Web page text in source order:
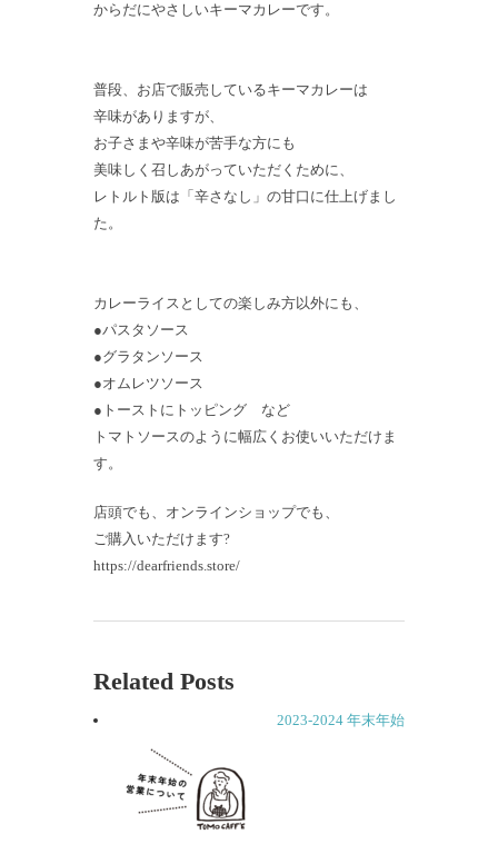
からだにやさしいキーマカレーです。
普段、お店で販売しているキーマカレーは
辛味がありますが、
お子さまや辛味が苦手な方にも
美味しく召しあがっていただくために、
レトルト版は「辛さなし」の甘口に仕上げまし
た。
カレーライスとしての楽しみ方以外にも、
●パスタソース
●グラタンソース
●オムレツソース
●トーストにトッピング など
トマトソースのように幅広くお使いいただけま
す。
店頭でも、オンラインショップでも、
ご購入いただけます?
https://dearfriends.store/
Related Posts
2023-2024 年末年始